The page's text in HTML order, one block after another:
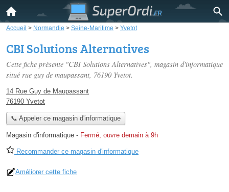
Accueil > Normandie > Seine-Maritime > Yvetot
CBI Solutions Alternatives
Cette fiche présente "CBI Solutions Alternatives", magasin d'informatique
situé rue guy de maupassant, 76190 Yvetot.
14 Rue Guy de Maupassant
76190 Yvetot
📞 Appeler ce magasin d'informatique
Magasin d'informatique - Fermé, ouvre demain à 9h
Recommander ce magasin d'informatique
Améliorer cette fiche